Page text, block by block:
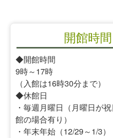
開館時
◆開館時間
9時～17時
（入館は16時30分まで）
◆休館日
・毎週月曜日（月曜日が
館の場合有り）
・年末年始（12/29～1/3）